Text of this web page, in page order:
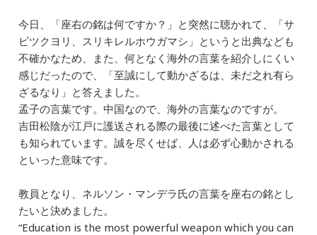
k
今日、「座右の銘は何ですか？」と突然に聴かれて、「サ
ビツクヨリ、スリキレルホウガマシ」というと出典なども
不確かなため、また、何となく海外の言葉を紹介しにくい
感じだったので、「至誠にして動かざるは、未だ之れ有ら
ざるなり」と答えました。
孟子の言葉です。中国なので、海外の言葉なのですが。
吉田松陰が江戸に護送される際の最後に述べた言葉として
も知られています。誠を尽くせば、人は必ず心動かされる
といった意味です。
教員となり、ネルソン・マンデラ氏の言葉を座右の銘とし
たいと決めました。
“Education is the most powerful weapon which you can